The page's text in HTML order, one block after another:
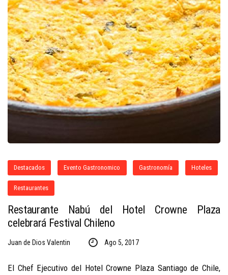
Destacados Evento Gastronomico Gastronomía Hoteles
Restaurantes
Restaurante Nabú del Hotel Crowne Plaza
celebrará Festival Chileno
Juan de Dios Valentin Ago 5, 2017
El Chef Ejecutivo del Hotel Crowne Plaza Santiago de Chile,